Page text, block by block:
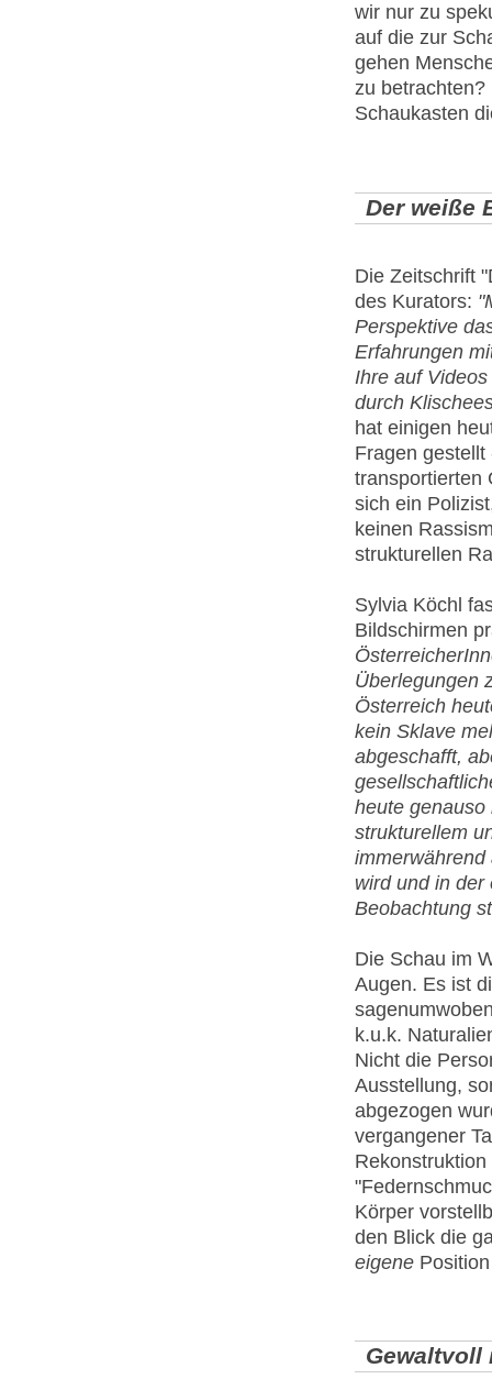
wir nur zu
auf die zur
gehen
zu betrachten?
Schaukasten
Der weiße
Die Zeitschrift
des Kurators:
Perspektive
Erfahrungen
Ihre auf
durch
hat einigen
Fragen
transportierten
sich ein
keinen
strukturellen
Sylvia Köchl
Bildschirmen
Überlegungen
Österreich
kein Sklave
abgeschafft,
heute genauso
strukturellem
immerwährend
wird und in der
Beobachtung
Die Schau im
Augen. Es ist
k.u.k.
Nicht die
Ausstellung,
abgezogen
vergangener
Körper
den Blick die
eigene
Gewaltvoll